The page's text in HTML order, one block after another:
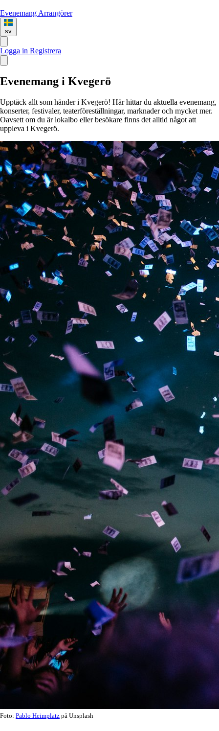
Evenemang Arrangörer
sv
Logga in Registrera
Evenemang i Kvegerö
Upptäck allt som händer i Kvegerö! Här hittar du aktuella evenemang,
konserter, festivaler, teaterföreställningar, marknader och mycket mer.
Oavsett om du är lokalbo eller besökare finns det alltid något att
uppleva i Kvegerö.
Foto: Pablo Heimplatz på Unsplash